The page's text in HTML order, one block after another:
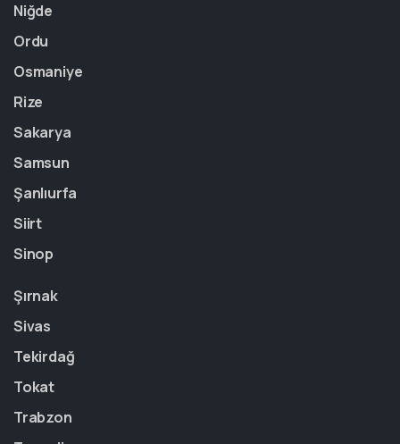
Niğde
Ordu
Osmaniye
Rize
Sakarya
Samsun
Şanlıurfa
Siirt
Sinop
Şırnak
Sivas
Tekirdağ
Tokat
Trabzon